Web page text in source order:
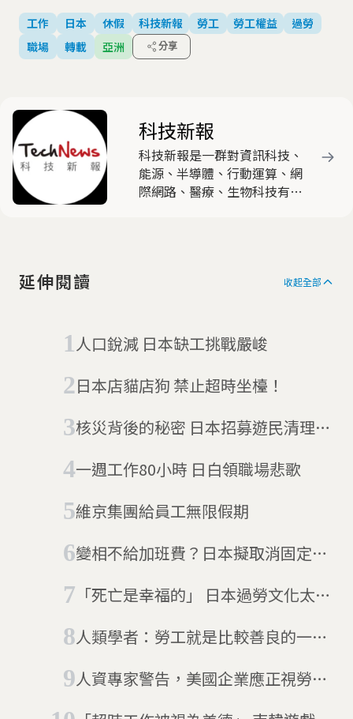
工作 日本 休假 科技新報 勞工 勞工權益
過勞
職場
轉載 亞洲 分享
科技新報
科技新報是一群對資訊科技、
能源、半導體、行動運算、網
際網路、醫療、生物科技有高
延伸閱讀 收起全部
人口銳減 日本缺工挑戰嚴峻
日本店貓店狗 禁止超時坐檯！
核災背後的秘密 日本招募遊民清理輻
一週工作80小時 日白領職場悲歌
維京集團給員工無限假期
變相不給加班費？日本擬取消固定工
「死亡是幸福的」 日本過勞文化太超
人類學者：勞工就是比較善良的一群
人資專家警告，美國企業應正視勞工